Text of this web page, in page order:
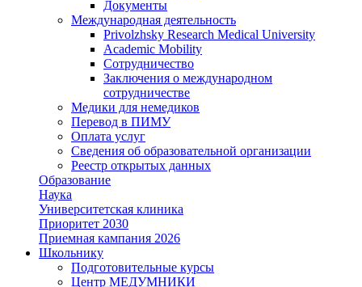
Документы
Международная деятельность
Privolzhsky Research Medical University
Academic Mobility
Сотрудничество
Заключения о международном
сотрудничестве
Медики для немедиков
Перевод в ПИМУ
Оплата услуг
Сведения об образовательной организации
Реестр открытых данных
Образование
Наука
Университетская клиника
Приоритет 2030
Приемная кампания 2026
Школьнику
Подготовительные курсы
Центр МЕДУМНИКИ